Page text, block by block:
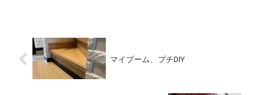
マイブーム、プチDIY